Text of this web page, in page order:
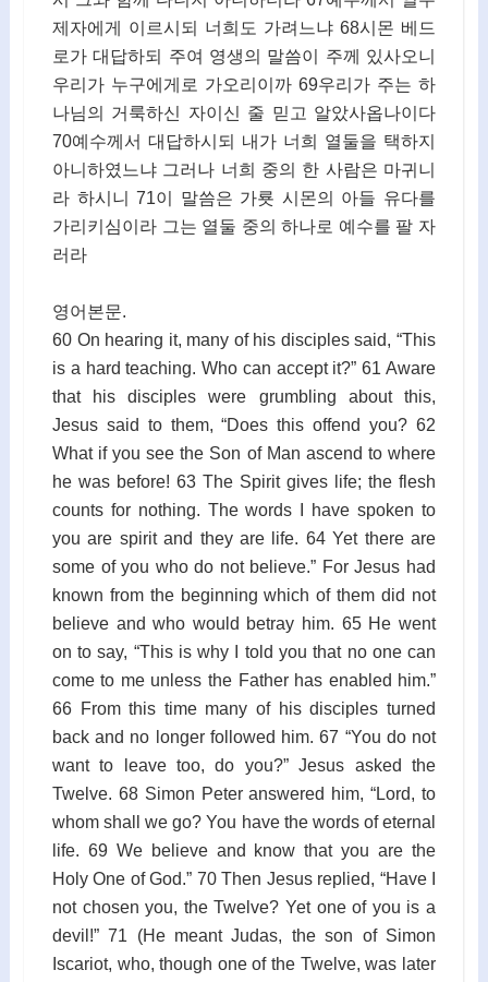
제자에게 이르시되 너희도 가려느냐 68시몬 베드
로가 대답하되 주여 영생의 말씀이 주께 있사오니
우리가 누구에게로 가오리이까 69우리가 주는 하
나님의 거룩하신 자이신 줄 믿고 알았사옵나이다
70예수께서 대답하시되 내가 너희 열둘을 택하지
아니하였느냐 그러나 너희 중의 한 사람은 마귀니
라 하시니 71이 말씀은 가룟 시몬의 아들 유다를
가리키심이라 그는 열둘 중의 하나로 예수를 팔 자
러라
영어본문.
60 On hearing it, many of his disciples said, “This
is a hard teaching. Who can accept it?” 61 Aware
that his disciples were grumbling about this,
Jesus said to them, “Does this offend you? 62
What if you see the Son of Man ascend to where
he was before! 63 The Spirit gives life; the flesh
counts for nothing. The words I have spoken to
you are spirit and they are life. 64 Yet there are
some of you who do not believe.” For Jesus had
known from the beginning which of them did not
believe and who would betray him. 65 He went
on to say, “This is why I told you that no one can
come to me unless the Father has enabled him.”
66 From this time many of his disciples turned
back and no longer followed him. 67 “You do not
want to leave too, do you?” Jesus asked the
Twelve. 68 Simon Peter answered him, “Lord, to
whom shall we go? You have the words of eternal
life. 69 We believe and know that you are the
Holy One of God.” 70 Then Jesus replied, “Have I
not chosen you, the Twelve? Yet one of you is a
devil!” 71 (He meant Judas, the son of Simon
Iscariot, who, though one of the Twelve, was later